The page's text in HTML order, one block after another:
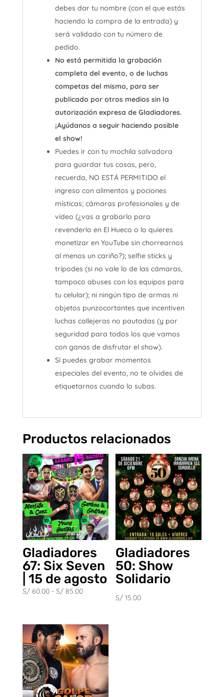
debes dar tu nombre (con el que estás
haciendo la compra de la entrada) y
será validado con tu número de
pedido.
No está permitida la grabación
completa del evento, o de luchas
competas del mismo, para ser
publicado por otros medios sin la
autorización expresa de Gladiadores.
¡Ayúdanos a seguir haciendo posible
el show!
Puedes ir con tu mochila salvadora
para guardar tus cosas, pero,
recuerda, NO ESTÁ PERMITIDO el
ingreso con alimentos y pociones
místicas; cámaras profesionales y de
vídeo (¿vas a grabarlo para
revenderlo en El Hueco o lo quieres
monetizar en YouTube sin chorrearnos
al menos un cariño?); selfie sticks y
trípodes (si no vale lo de las cámaras,
tampoco abuses con los equipos para
tu celular); ni ningún tipo de armas ni
objetos punzocortantes que incentiven
luchas callejeras no pautadas (y por
seguridad para todos los que vamos
con ganas de disfrutar el show).
Sí puedes grabar momentos
especiales del evento, no te olvides de
etiquetarnos cuando lo subas.
Productos relacionados
Gladiadores
67: Six Seven
| 15 de agosto
S/60.00 - S/85.00Rango
desde
S/ 60.00
hasta
S/ 85.00
Gladiadores
50: Show
Solidario
S/ 15.00